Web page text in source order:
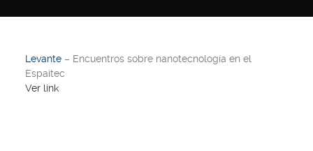
Levante – Encuentros sobre nanotecnología en el
Espaitec
Ver link